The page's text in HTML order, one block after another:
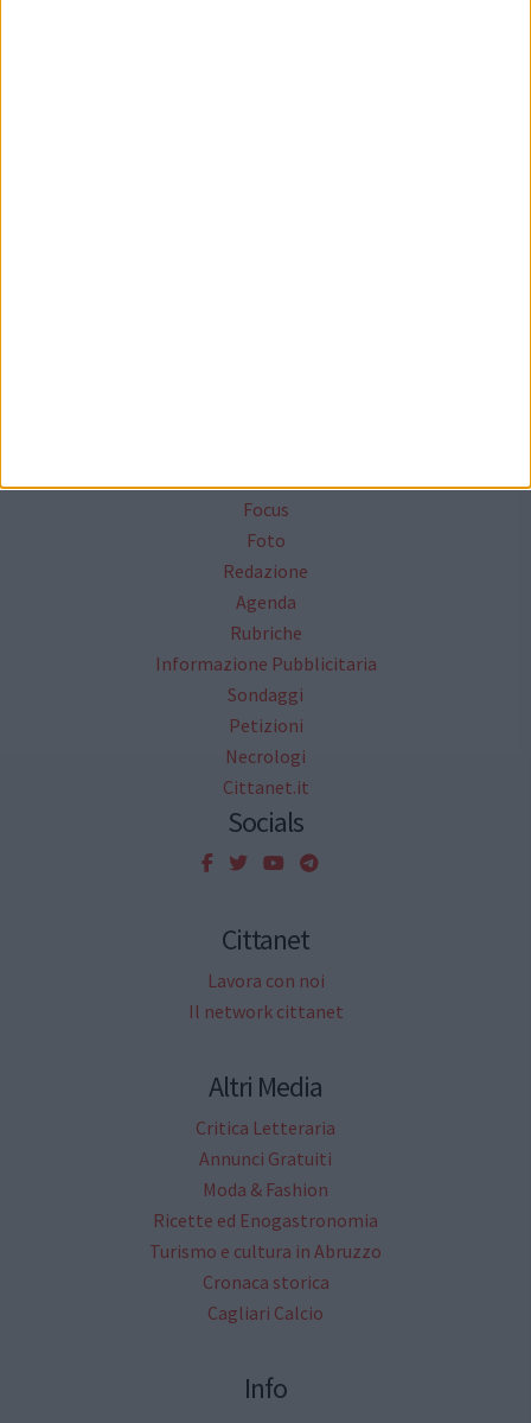
Focus
Foto
Redazione
Agenda
Rubriche
Informazione Pubblicitaria
Sondaggi
Petizioni
Necrologi
Cittanet.it
Socials
Cittanet
Lavora con noi
Il network cittanet
Altri Media
Critica Letteraria
Annunci Gratuiti
Moda & Fashion
Ricette ed Enogastronomia
Turismo e cultura in Abruzzo
Cronaca storica
Cagliari Calcio
Info